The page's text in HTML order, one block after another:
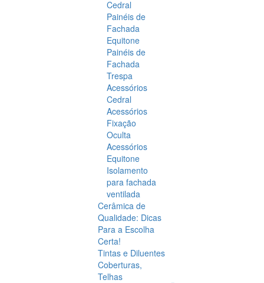
Cedral
Painéis de
Fachada
Equitone
Painéis de
Fachada
Trespa
Acessórios
Cedral
Acessórios
Fixação
Oculta
Acessórios
Equitone
Isolamento
para fachada
ventilada
Cerâmica de
Qualidade: Dicas
Para a Escolha
Certa!
Tintas e Diluentes
Coberturas,
Telhas